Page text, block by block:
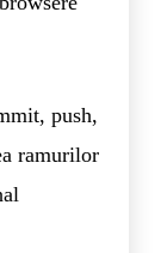
push,
ramurilor